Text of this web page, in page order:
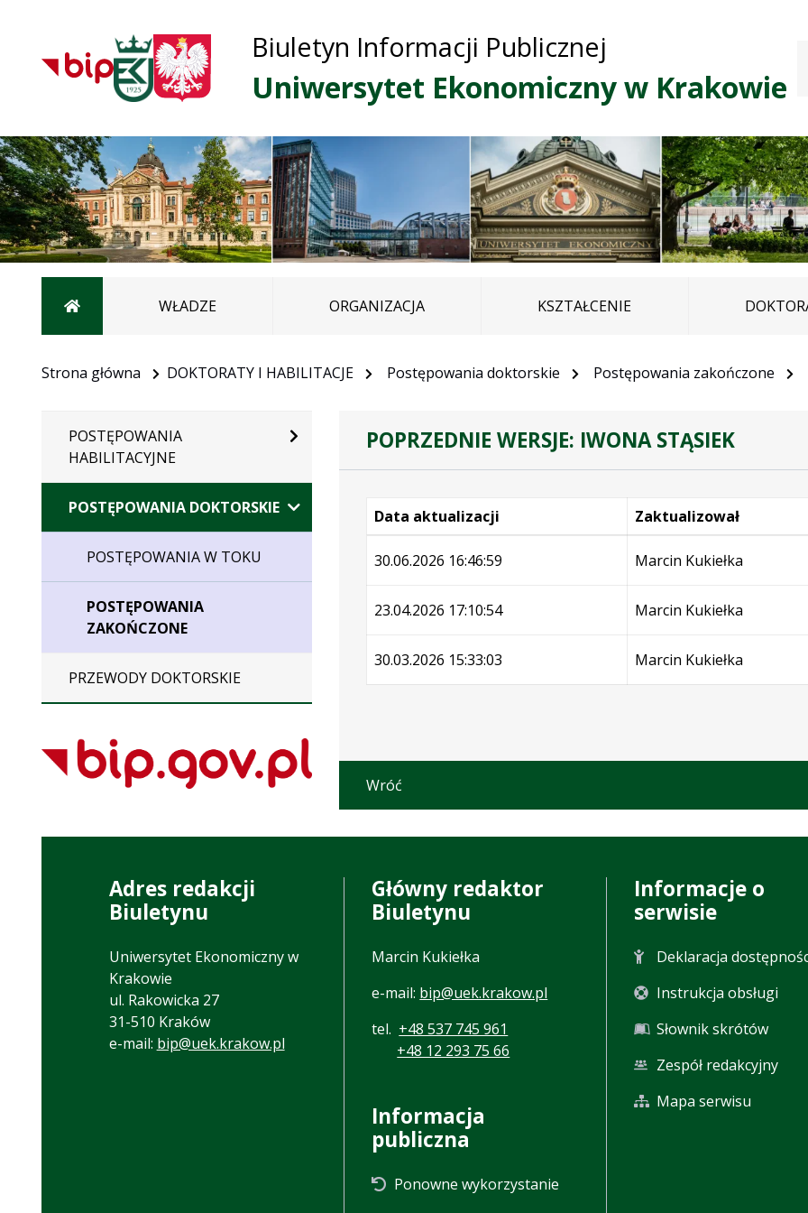
głównego menu
Przejdź do treści
Przejdź do mapy
serwisu
Biuletyn Informacji Publicznej
Uniwersytet Ekonomiczny w Krakowie
Strona głównaWŁADZE ORGANIZACJA KSZTAŁCENIE
Strona główna DOKTORATY I HABILITACJE Postępowania doktorskie Postępowania zakończone
POSTĘPOWANIA
HABILITACYJNE
POSTĘPOWANIA DOKTORSKIE
POSTĘPOWANIA W TOKU
POSTĘPOWANIA
ZAKOŃCZONE
PRZEWODY DOKTORSKIE
POPRZEDNIE WERSJE: IWONA STĄSIEK
Data aktualizacji Zaktualizował
30.06.2026 16:46:59
Marcin Kukiełka
23.04.2026 17:10:54
Marcin Kukiełka
30.03.2026 15:33:03
Marcin Kukiełka
Wróć
Adres redakcji
Biuletynu
Uniwersytet Ekonomiczny w
Krakowie
ul. Rakowicka 27
31-510 Kraków
e-mail: bip@uek.krakow.pl
Główny redaktor
Biuletynu
Marcin Kukiełka
e-mail: bip@uek.krakow.pl
tel. +48 537 745 961
+48 12 293 75 66
Informacja
publiczna
Ponowne wykorzystanie
Informacje o
serwisie
Deklaracja
Instrukcja obsługi
Słownik skrótów
Zespół redakcyjny
Mapa serwisu